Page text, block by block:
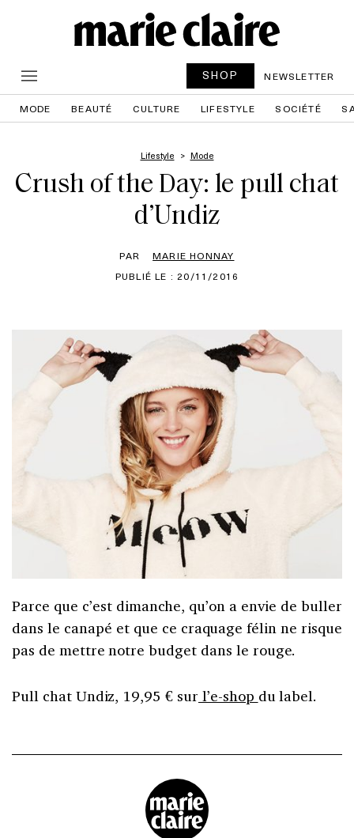
SHOP NEWSLETTER
MODE BEAUTÉ CULTURE LIFESTYLE SOCIÉTÉ
Lifestyle Mode
Crush of the Day: le pull chat
d’Undiz
PAR
MARIE HONNAY
PUBLIÉ LE : 20/11/2016
Parce que c’est dimanche, qu’on a envie de buller
dans le canapé et que ce craquage félin ne risque
pas de mettre notre budget dans le rouge.
Pull chat Undiz, 19,95 € sur l’e-shop du label.